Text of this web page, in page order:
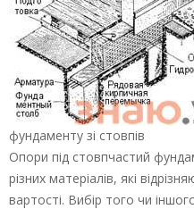
фундаменту зі стовпів
Опори під стовпчастий
різних матеріалів, які
вартості. Вибір того чи